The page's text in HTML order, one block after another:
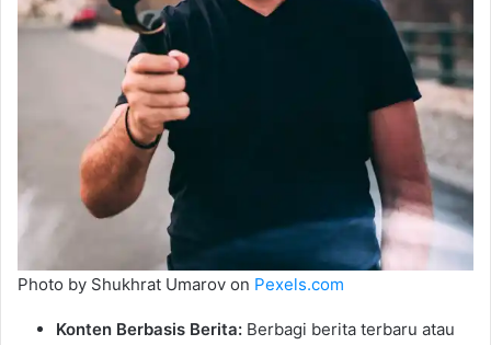
Photo by Shukhrat Umarov on Pexels.com
Konten Berbasis Berita: Berbagi berita terbaru atau